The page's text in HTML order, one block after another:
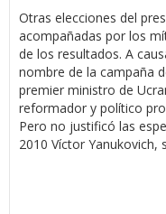
Otras elecciones del
acompañadas por los
de los resultados. A
nombre de la campaña
premier ministro de
reformador y político
Pero no justificó las
2010 Víctor